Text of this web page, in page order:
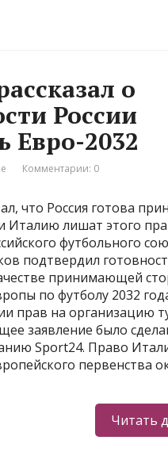
о
России
Евро-2032
Комментарии: 0
что Россия готова
Италию лишат этого
футбольного
подтвердил
принимающей
по футболу 2032
прав на организацию
заявление было
Sport24. Право
первенства
Читать